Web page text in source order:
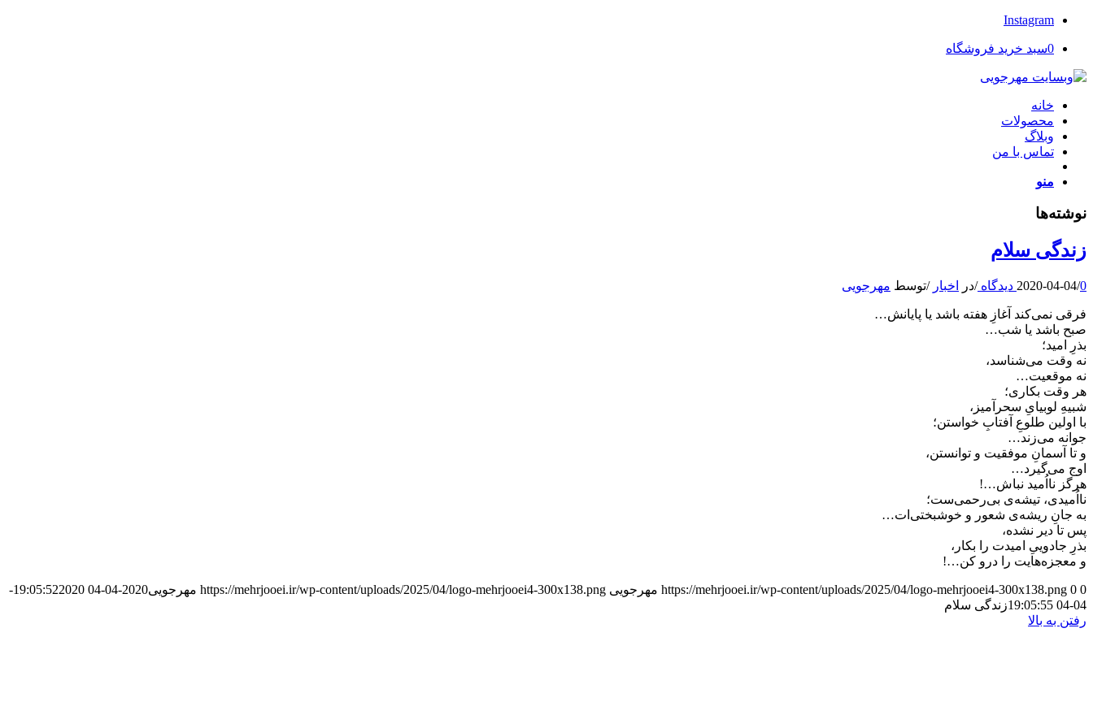
Instagram
0سبد خرید فروشگاه
خانه
محصولات
وبلاگ
تماس با من
منو
نوشته‌ها
زندگی سلام
2020-04-04/0 دیدگاه /در اخبار /توسط مهرجویی
فرقی نمی‌کند آغازِ هفته باشد یا پایانش…
صبح باشد یا شب…
بذرِ امید؛
نه وقت می‌شناسد،
نه موقعیت…
هر وقت بکاری؛
شبیهِ لوبیایِ سحر‌آمیز،
با اولین طلوعِ آفتابِ خواستن؛
جوانه می‌زند…
و تا آسمانِ موفقیت و توانستن،
اوج می‌گیرد…
هرگز نااُمید نباش…!
نااُمیدی، تیشه‌ی بی‌رحمی‌ست؛
به جانِ ریشه‌ی شعور و خوشبختی‌ات…
پس تا دیر نشده،
بذرِ جادوییِ امیدت را بکار،
و معجزه‌هایت را درو کن…!
https://mehrjooei.ir/wp-content/uploads/2025/04/logo-mehrjooei4-300x138.png 0 0 مهرجویی https://mehrjooei.ir/wp-content/uploads/2025/04/logo-mehrjooei4-300x138.png مهرجویی2020-04-04 19:05:52
2020-
04-04 19:05:55
زندگی سلام
رفتن به بالا